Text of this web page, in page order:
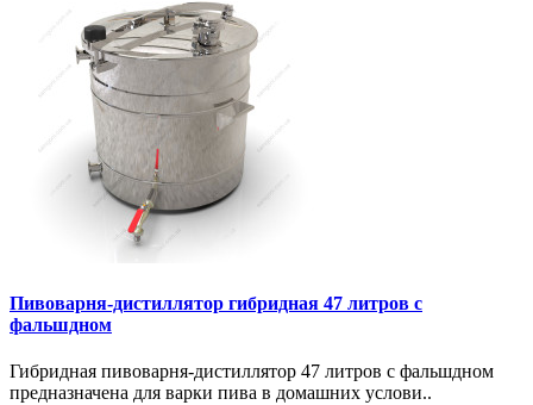
Пивоварня-дистиллятор гибридная 47 литров с
фальшдном
Гибридная пивоварня-дистиллятор 47 литров с фальшдном
предназначена для варки пива в домашних услови..